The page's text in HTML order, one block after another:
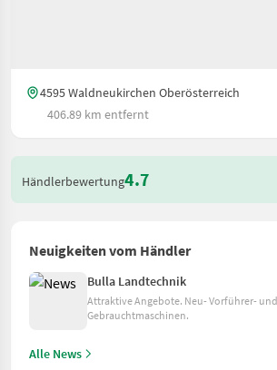
4595 Waldneukirchen Oberösterreich
406.89 km entfernt
Händlerbewertung4.7
Neuigkeiten vom Händler
Bulla Landtechnik
Attraktive Angebote. Neu- Vorführer- und
Gebrauchtmaschinen.
Alle News